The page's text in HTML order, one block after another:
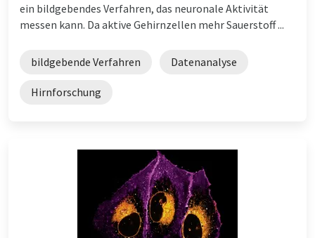
ein bildgebendes Verfahren, das neuronale Aktivität
messen kann. Da aktive Gehirnzellen mehr Sauerstoff ...
bildgebende Verfahren Datenanalyse
Hirnforschung